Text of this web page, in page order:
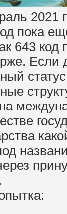
2021
пока
643 код
Если